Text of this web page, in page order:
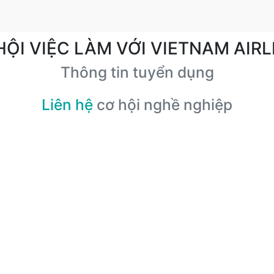
VIỆC LÀM VỚI VIETNAM
Thông tin tuyển dụng
Liên hệ cơ hội nghề nghiệp